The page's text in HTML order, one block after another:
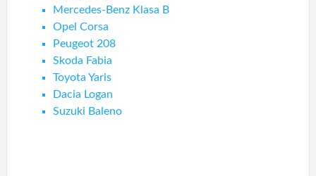
Mercedes-Benz Klasa B
Opel Corsa
Peugeot 208
Skoda Fabia
Toyota Yaris
Dacia Logan
Suzuki Baleno